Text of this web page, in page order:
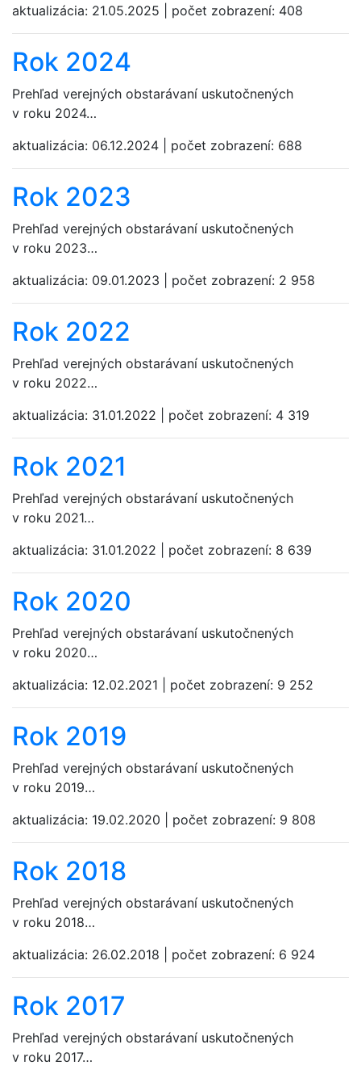
aktualizácia: 21.05.2025 počet zobrazení: 408
Rok 2024
Prehľad verejných obstarávaní uskutočnených
v roku 2024…
aktualizácia: 06.12.2024 počet zobrazení: 688
Rok 2023
Prehľad verejných obstarávaní uskutočnených
v roku 2023…
aktualizácia: 09.01.2023 počet zobrazení: 2 958
Rok 2022
Prehľad verejných obstarávaní uskutočnených
v roku 2022…
aktualizácia: 31.01.2022 počet zobrazení: 4 319
Rok 2021
Prehľad verejných obstarávaní uskutočnených
v roku 2021…
aktualizácia: 31.01.2022 počet zobrazení: 8 639
Rok 2020
Prehľad verejných obstarávaní uskutočnených
v roku 2020…
aktualizácia: 12.02.2021 počet zobrazení: 9 252
Rok 2019
Prehľad verejných obstarávaní uskutočnených
v roku 2019…
aktualizácia: 19.02.2020 počet zobrazení: 9 808
Rok 2018
Prehľad verejných obstarávaní uskutočnených
v roku 2018…
aktualizácia: 26.02.2018 počet zobrazení: 6 924
Rok 2017
Prehľad verejných obstarávaní uskutočnených
v roku 2017…